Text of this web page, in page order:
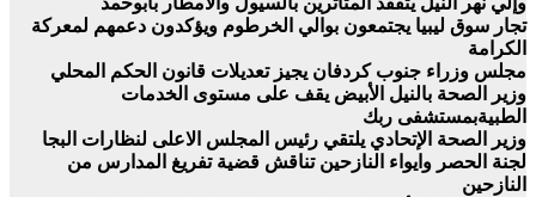
تجار سوق ليبيا يجتمعون بوالي الخرطوم ويؤكدون دعمهم لمعركة
الكرامة
مجلس وزراء جنوب كردفان يجيز تعديلات قانون الحكم المحلي
وزير الصحة بالنيل الأبيض يقف على مستوى الخدمات
الطبيةبمستشفى ربك
وزير الصحة الإتحادي يلتقي رئيس المجلس الاعلى لنظارات البجا
لجنة الحصر وايواء النازحين تناقش قضية تفريغ المدارس من
النازحين